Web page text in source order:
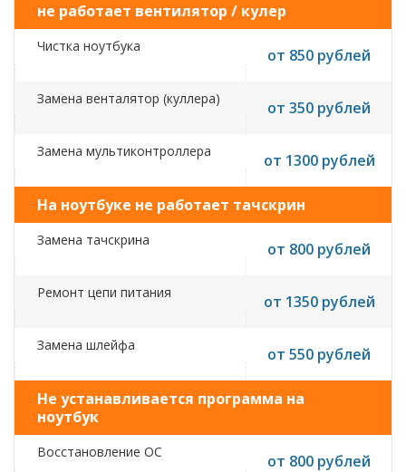
не работает вентилятор / кулер
Чистка ноутбука от 850 рублей
Замена венталятор (куллера) от 350 рублей
Замена мультиконтроллера от 1300 рублей
На ноутбуке не работает тачскрин
Замена тачскрина от 800 рублей
Ремонт цепи питания от 1350 рублей
Замена шлейфа от 550 рублей
Не устанавливается программа на
ноутбук
Восстановление ОС от 800 рублей